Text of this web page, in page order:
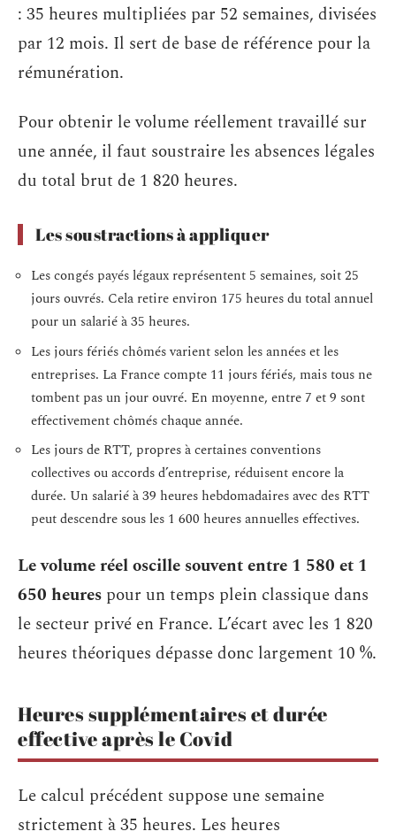
: 35 heures multipliées par 52 semaines, divisées
par 12 mois. Il sert de base de référence pour la
rémunération.
Pour obtenir le volume réellement travaillé sur
une année, il faut soustraire les absences légales
du total brut de 1 820 heures.
Les soustractions à appliquer
Les congés payés légaux représentent 5 semaines, soit 25
jours ouvrés. Cela retire environ 175 heures du total annuel
pour un salarié à 35 heures.
Les jours fériés chômés varient selon les années et les
entreprises. La France compte 11 jours fériés, mais tous ne
tombent pas un jour ouvré. En moyenne, entre 7 et 9 sont
effectivement chômés chaque année.
Les jours de RTT, propres à certaines conventions
collectives ou accords d’entreprise, réduisent encore la
durée. Un salarié à 39 heures hebdomadaires avec des RTT
peut descendre sous les 1 600 heures annuelles effectives.
Le volume réel oscille souvent entre 1 580 et 1
650 heures pour un temps plein classique dans
le secteur privé en France. L’écart avec les 1 820
heures théoriques dépasse donc largement 10 %.
Heures supplémentaires et durée
effective après le Covid
Le calcul précédent suppose une semaine
strictement à 35 heures. Les heures